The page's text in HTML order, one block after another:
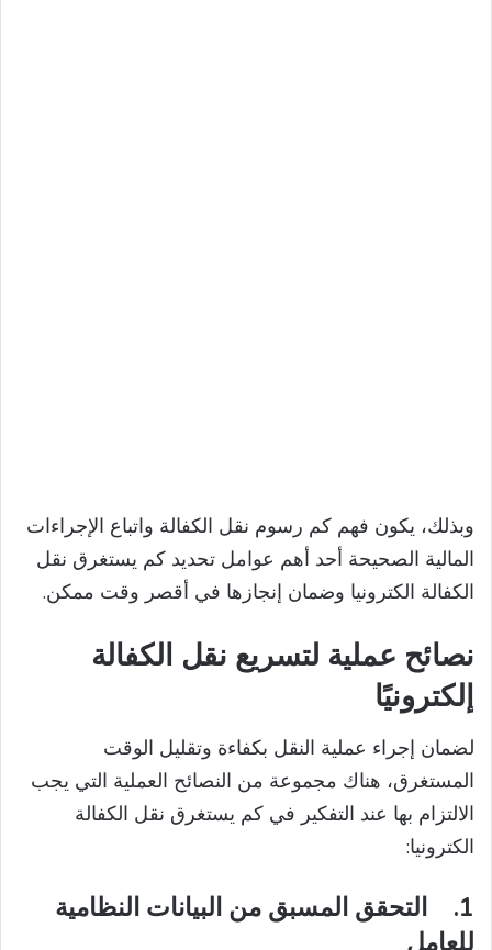
وبذلك، يكون فهم كم رسوم نقل الكفالة واتباع الإجراءات
المالية الصحيحة أحد أهم عوامل تحديد كم يستغرق نقل
الكفالة الكترونيا وضمان إنجازها في أقصر وقت ممكن.
نصائح عملية لتسريع نقل الكفالة
إلكترونيًا
لضمان إجراء عملية النقل بكفاءة وتقليل الوقت
المستغرق، هناك مجموعة من النصائح العملية التي يجب
الالتزام بها عند التفكير في كم يستغرق نقل الكفالة
الكترونيا:
1.
التحقق المسبق من البيانات النظامية
للعامل